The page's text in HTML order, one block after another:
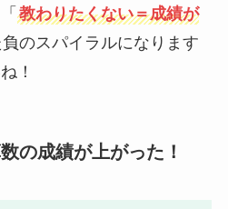
教わりたくない＝成績が
のスパイラルになります
！
の成績が上がった！